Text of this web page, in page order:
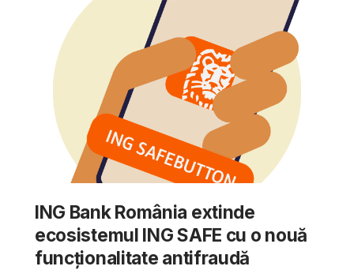
ING Bank România extinde
ecosistemul ING SAFE cu o nouă
funcționalitate antifraudă